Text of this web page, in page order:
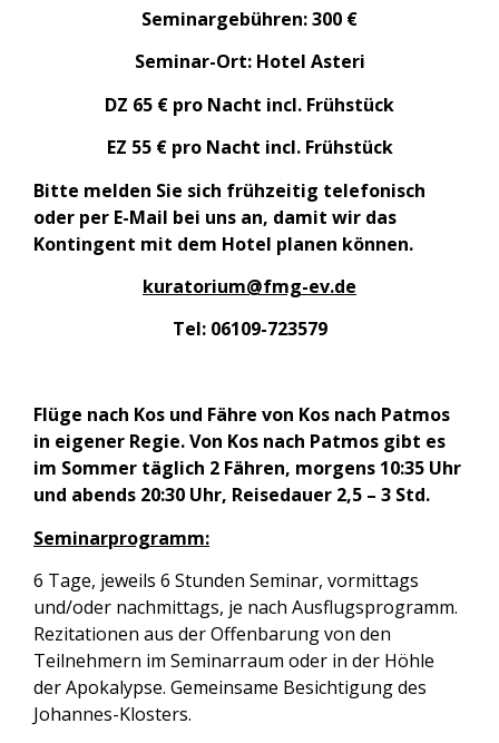
Seminargebühren: 300 €
Seminar-Ort: Hotel Asteri
DZ 65 € pro Nacht incl. Frühstück
EZ 55 € pro Nacht incl. Frühstück
Bitte melden Sie sich frühzeitig telefonisch
oder per E-Mail bei uns an, damit wir das
Kontingent mit dem Hotel planen können.
kuratorium@fmg-ev.de
Tel: 06109-723579
Flüge nach Kos und Fähre von Kos nach Patmos
in eigener Regie. Von Kos nach Patmos gibt es
im Sommer täglich 2 Fähren, morgens 10:35 Uhr
und abends 20:30 Uhr, Reisedauer 2,5 – 3 Std.
Seminarprogramm:
6 Tage, jeweils 6 Stunden Seminar, vormittags
und/oder nachmittags, je nach Ausflugsprogramm.
Rezitationen aus der Offenbarung von den
Teilnehmern im Seminarraum oder in der Höhle
der Apokalypse. Gemeinsame Besichtigung des
Johannes-Klosters.